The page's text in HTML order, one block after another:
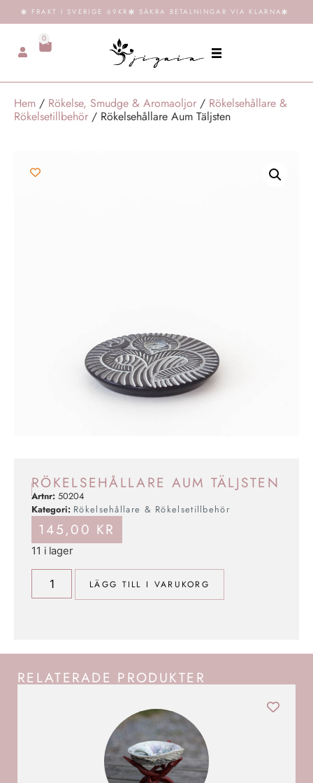
FRAKT I SVERIGE 69KR SÄKRA BETALNINGAR VIA KLARNA
0
Hem / Rökelse, Smudge & Aromaoljor / Rökelsehållare &
Rökelsetillbehör / Rökelsehållare Aum Täljsten
RÖKELSEHÅLLARE AUM TÄLJSTEN
Artnr: 50204
Kategori: Rökelsehållare & Rökelsetillbehör
145,00 KR
11 i lager
LÄGG TILL I VARUKORG
RELATERADE PRODUKTER